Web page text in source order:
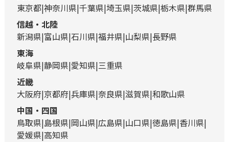
東京都 神奈川県 千葉県 埼玉県 茨城県 栃木県 群馬県
信越・北陸
新潟県 富山県 石川県 福井県 山梨県 長野県
東海
岐阜県 静岡県 愛知県 三重県
近畿
大阪府 京都府 兵庫県 奈良県 滋賀県 和歌山県
中国・四国
鳥取県 島根県 岡山県 広島県 山口県 徳島県 香川県
愛媛県 高知県